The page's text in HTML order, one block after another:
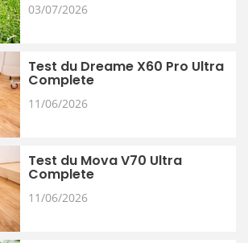
03/07/2026
Test du Dreame X60 Pro Ultra
Complete
11/06/2026
Test du Mova V70 Ultra
Complete
11/06/2026